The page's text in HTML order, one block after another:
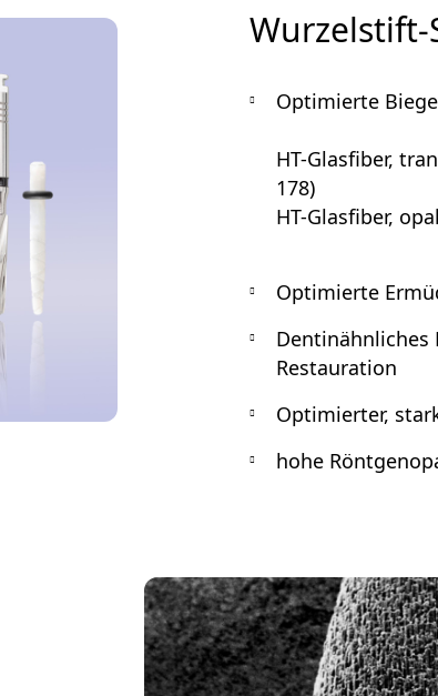
Wurzelstift-
Optimierte
HT-Glasfiber,
178)
HT-Glasfiber,
Optimierte
Dentinähnliches
Restauration
Optimierter,
hohe